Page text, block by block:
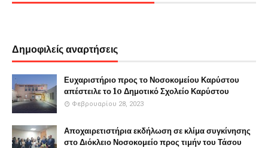
Δημοφιλείς αναρτήσεις
Ευχαριστήριο προς το Νοσοκομείου Καρύστου
απέστειλε το 1o Δημοτικό Σχολείο Καρύστου
Φεβρουαρίου 28, 2023
Αποχαιρετιστήρια εκδήλωση σε κλίμα συγκίνησης
στο Διόκλειο Νοσοκομείο προς τιμήν του Τάσου